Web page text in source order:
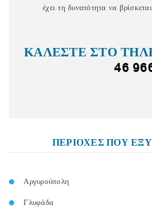
έχει τη δυνατότητα να
ΚΑΛΕΣΤΕ ΣΤΟ
46
ΠΕΡΙΟΧΕΣ ΠΟΥ
Αργυρούπολη
Γλυφάδα